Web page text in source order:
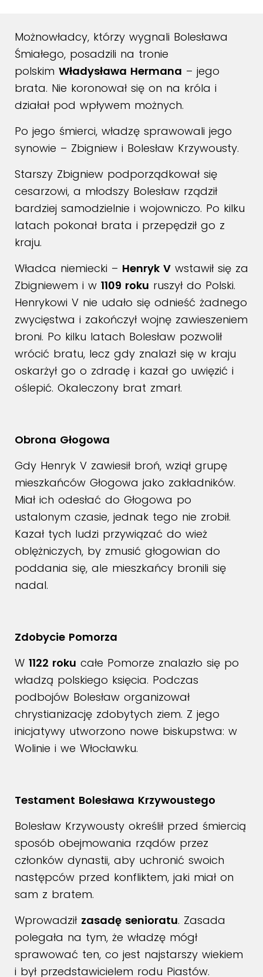
Możnowładcy, którzy wygnali Bolesława
Śmiałego, posadzili na tronie
polskim Władysława Hermana – jego
brata. Nie koronował się on na króla i
działał pod wpływem możnych.
Po jego śmierci, władzę sprawowali jego
synowie – Zbigniew i Bolesław Krzywousty.
Starszy Zbigniew podporządkował się
cesarzowi, a młodszy Bolesław rządził
bardziej samodzielnie i wojowniczo. Po kilku
latach pokonał brata i przepędził go z
kraju.
Władca niemiecki – Henryk V wstawił się za
Zbigniewem i w 1109 roku ruszył do Polski.
Henrykowi V nie udało się odnieść żadnego
zwycięstwa i zakończył wojnę zawieszeniem
broni. Po kilku latach Bolesław pozwolił
wrócić bratu, lecz gdy znalazł się w kraju
oskarżył go o zdradę i kazał go uwięzić i
oślepić. Okaleczony brat zmarł.
Obrona Głogowa
Gdy Henryk V zawiesił broń, wziął grupę
mieszkańców Głogowa jako zakładników.
Miał ich odesłać do Głogowa po
ustalonym czasie, jednak tego nie zrobił.
Kazał tych ludzi przywiązać do wież
oblężniczych, by zmusić głogowian do
poddania się, ale mieszkańcy bronili się
nadal.
Zdobycie Pomorza
W 1122 roku całe Pomorze znalazło się po
władzą polskiego księcia. Podczas
podbojów Bolesław organizował
chrystianizację zdobytych ziem. Z jego
inicjatywy utworzono nowe biskupstwa: w
Wolinie i we Włocławku.
Testament Bolesława Krzywoustego
Bolesław Krzywousty określił przed śmiercią
sposób obejmowania rządów przez
członków dynastii, aby uchronić swoich
następców przed konfliktem, jaki miał on
sam z bratem.
Wprowadził zasadę senioratu. Zasada
polegała na tym, że władzę mógł
sprawować ten, co jest najstarszy wiekiem
i był przedstawicielem rodu Piastów.